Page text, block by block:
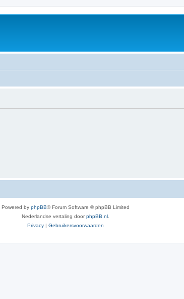
Powered by phpBB® Forum Software © phpBB Limited
Nederlandse vertaling doorphpBB.nl
Privacy | Gebruikersvoorwaarden